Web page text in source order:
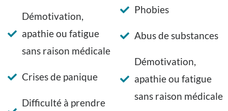
Démotivation,
apathie ou fatigue
sans raison médicale
Crises de panique
Difficulté à prendre
Phobies
Abus de substances
Démotivation,
apathie ou fatigue
sans raison médicale